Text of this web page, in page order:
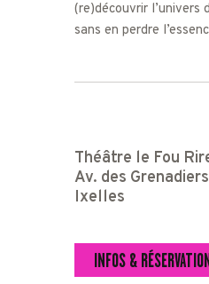
(re)découvrir l’univers
sans en perdre
Théâtre le Fou
Av. des
Ixelles
INFOS &